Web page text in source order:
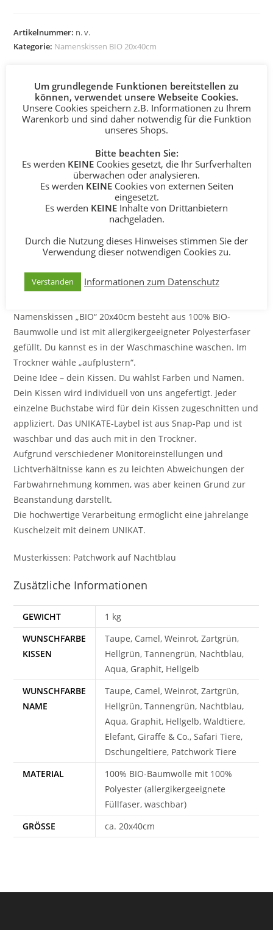
Artikelnummer: n. v.
Kategorie: Namenskissen BIO 20x40cm
BESCHREIBUNG
ZUSÄTZLICHE INFORMATIONEN
PRODUKTSICHERHEIT
Beschreibung
Namenskissen „BIO“ 20x40cm – Das
individuelle Geschenk aus BIO-
Baumwolle zur Geburt, Taufe,
Kommunion und einfach so…
Namenskissen „BIO“ 20x40cm besteht aus 100% BIO-
Baumwolle und ist mit allergikergeeigneter Polyesterfaser
gefüllt. Du kannst es in der Waschmaschine waschen. Im
Trockner wähle „aufplustern“.
Deine Idee – dein Kissen. Du wählst Farben und Namen.
Dein Kissen wird individuell von uns angefertigt. Jeder
einzelne Buchstabe wird für dein Kissen zugeschnitten und
appliziert. Das UNIKATE-Laybel ist aus Snap-Pap und ist
waschbar und das auch mit in den Trockner.
Aufgrund verschiedener Monitoreinstellungen und
Lichtverhältnisse kann es zu leichten Abweichungen der
Farbwahrnehmung kommen, was aber keinen Grund zur
Beanstandung darstellt.
Die hochwertige Verarbeitung ermöglicht eine jahrelange
Kuschelzeit mit deinem UNIKAT.
Musterkissen: Patchwork auf Nachtblau
Zusätzliche Informationen
GEWICHT
1 kg
WUNSCHFARBE
KISSEN
Taupe, Camel, Weinrot, Zartgrün,
Hellgrün, Tannengrün, Nachtblau,
Aqua, Graphit, Hellgelb
WUNSCHFARBE
NAME
Taupe, Camel, Weinrot, Zartgrün,
Hellgrün, Tannengrün, Nachtblau,
Aqua, Graphit, Hellgelb, Waldtiere,
Elefant, Giraffe & Co., Safari Tiere,
Dschungeltiere, Patchwork Tiere
MATERIAL
100% BIO-Baumwolle mit 100%
Polyester (allergikergeeignete
Füllfaser, waschbar)
GRÖSSE
ca. 20x40cm
Um grundlegende Funktionen bereitstellen zu
können, verwendet unsere Webseite Cookies.
Unsere Cookies speichern z.B. Informationen zu Ihrem
Warenkorb und sind daher notwendig für die Funktion
unseres Shops.
Bitte beachten Sie:
Es werden KEINECookies gesetzt, die Ihr Surfverhalten
überwachen oder analysieren.
Es werden KEINECookies von externen Seiten
eingesetzt.
Es werden KEINE Inhalte von Drittanbietern
nachgeladen.
Durch die Nutzung dieses Hinweises stimmen Sie der
Verwendung dieser notwendigen Cookies zu.
Verstanden Informationen zum Datenschutz